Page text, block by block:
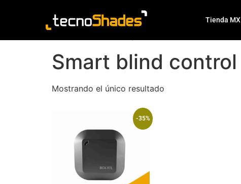
Tienda MX
Haz clic aquí
Smart blind control
Mostrando el único resultado
-35%